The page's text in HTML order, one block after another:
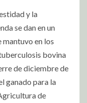
y la
se dan en un
en los
bovina
de diciembre de
ganado para la
de